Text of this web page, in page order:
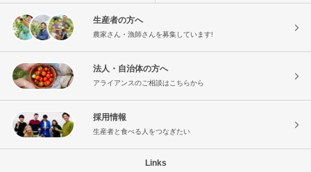
生産者の方へ
農家さん・漁師さんを募集しています!
法人・自治体の方へ
アライアンスのご相談はこちらから
採用情報
生産者と食べる人をつなぎたい
Links